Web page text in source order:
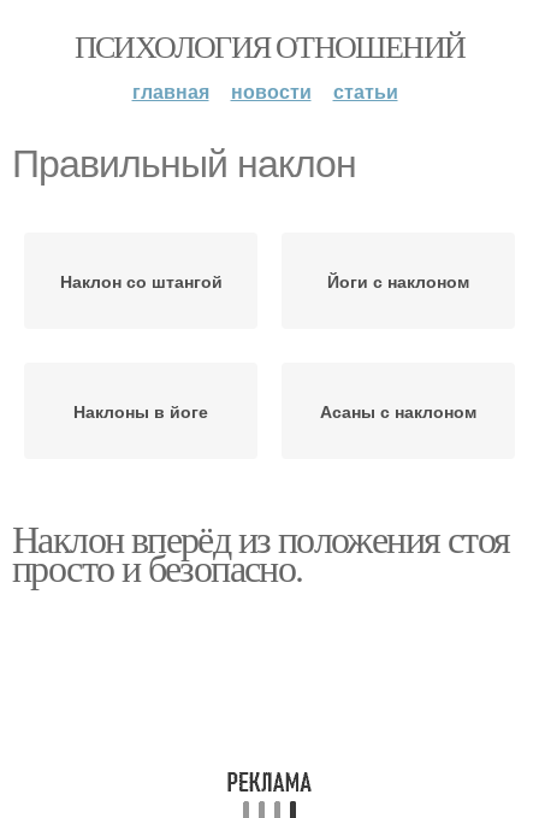
ПСИХОЛОГИЯ ОТНОШЕНИЙ
главная новости статьи
Правильный наклон
Наклон со штангой Йоги с наклоном
Наклоны в йоге Асаны с наклоном
Наклон вперёд из положения стоя
просто и безопасно.